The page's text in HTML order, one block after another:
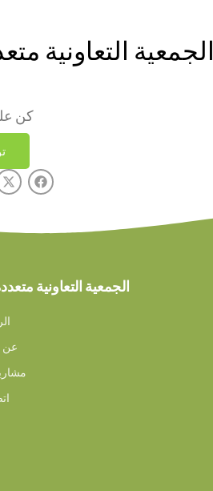
الجمعية التعاونية
كن
الجمعية التعاونية
عن